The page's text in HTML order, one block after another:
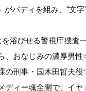
がバディを組み、“文
浴びせる警視庁捜査
おなじみの濃厚男性
刑事・国木田哲夫
ディー魂全開で、イ